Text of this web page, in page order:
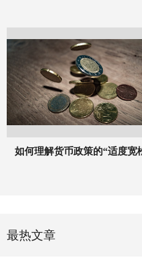
如何理解货币政策的“适度宽
最热文章